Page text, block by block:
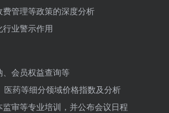
费管理等政策的深度分析
行业警示作用
、会员权益查询等
医药等细分领域价格指数及分析
监审等专业培训，并公布会议日程